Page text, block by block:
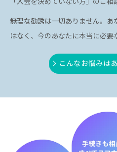
無理な勧誘は一切ありません。
はなく、今のあなたに本当に必要
こんなお悩みは